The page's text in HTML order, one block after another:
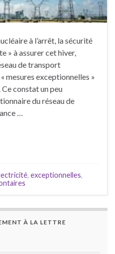
à l’arrêt, la sécurité
» à assurer cet hiver,
de transport
mesures exceptionnelles »
constat un peu
du réseau de
…
, exceptionnelles,
À LA LETTRE